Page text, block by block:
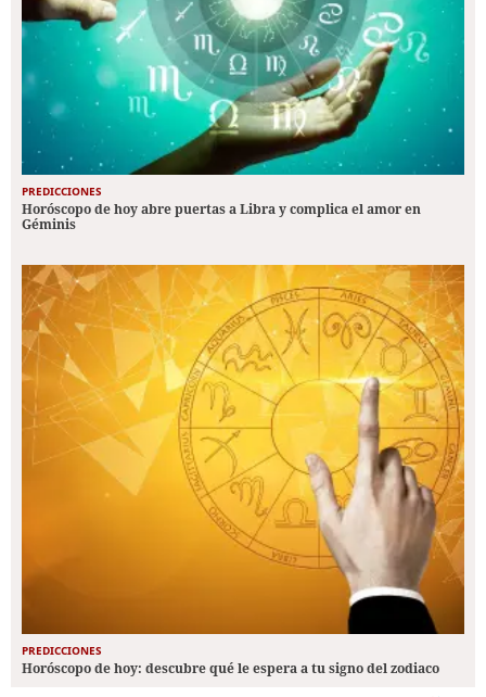
PREDICCIONES
Horóscopo de hoy abre puertas a Libra y complica el amor en
Géminis
PREDICCIONES
Horóscopo de hoy: descubre qué le espera a tu signo del zodiaco